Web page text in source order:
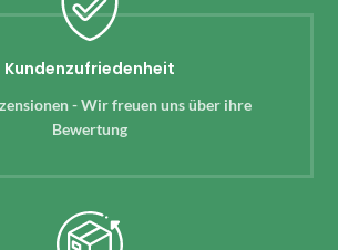
Kundenzufriedenheit
- Wir freuen uns über ihre
Bewertung